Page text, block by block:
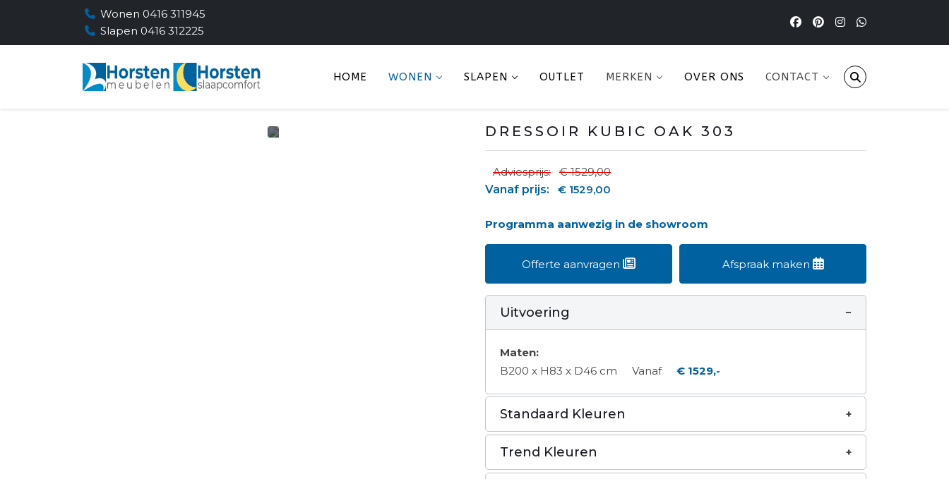
Wonen 0416 311945
Slapen 0416 312225
HOME WONEN SLAPEN OUTLET MERKEN OVER ONS CONTACT
DRESSOIR KUBIC OAK 303
Adviesprijs:
€ 1529,00
Vanaf prijs:
€ 1529,00
Programma aanwezig in de showroom
Offerte aanvragen Afspraak maken
Uitvoering
Maten:
B200 x H83 x D46 cm
Vanaf € 1529,-
Standaard Kleuren
Trend Kleuren